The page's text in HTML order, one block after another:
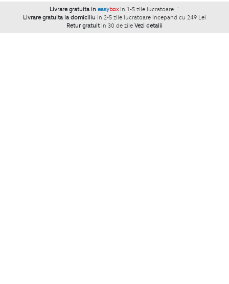
Livrare gratuita in easybox in 1-5 zile lucratoare. `
Livrare gratuita la domiciliu in 2-5 zile lucratoare incepand cu 249 Lei
Retur gratuit in 30 de zile Vezi detalii